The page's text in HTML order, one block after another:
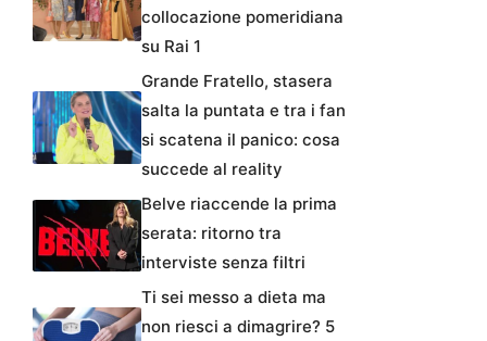
collocazione pomeridiana
su Rai 1
Grande Fratello, stasera
salta la puntata e tra i fan
si scatena il panico: cosa
succede al reality
Belve riaccende la prima
serata: ritorno tra
interviste senza filtri
Ti sei messo a dieta ma
non riesci a dimagrire? 5